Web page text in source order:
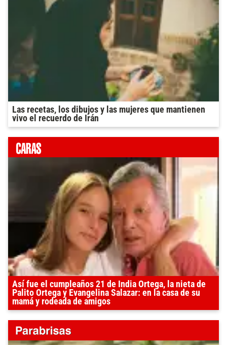
Las recetas, los dibujos y las mujeres que mantienen
vivo el recuerdo de Irán
Así fue el cumpleaños 21 de India Ortega, la nieta de
Palito Ortega y Evangelina Salazar: en la casa de su
mamá y rodeada de amigos